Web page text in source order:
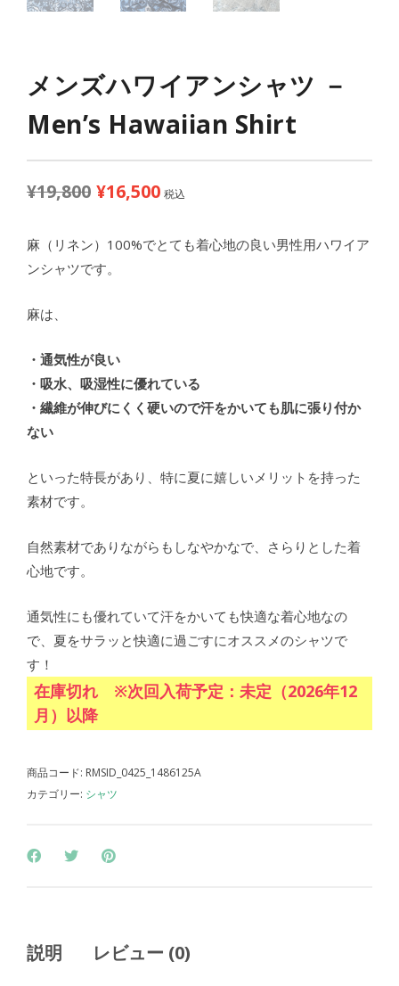
メンズハワイアンシャツ －
Men’s Hawaiian Shirt
¥19,800 元
価
格
し
た。
¥16,500現
の
す。
税込
麻（リネン）100%でとても着心地の良い男性用ハワイア
ンシャツです。
麻は、
・通気性が良い
・吸水、吸湿性に優れている
・繊維が伸びにくく硬いので汗をかいても肌に張り付か
ない
といった特長があり、特に夏に嬉しいメリットを持った
素材です。
自然素材でありながらもしなやかなで、さらりとした着
心地です。
通気性にも優れていて汗をかいても快適な着心地なの
で、夏をサラッと快適に過ごすにオススメのシャツで
す！
在庫切れ ※次回入荷予定：未定（2026年12
月）以降
商品コード: RMSID_0425_1486125A
カテゴリー: シャツ
説明 レビュー (0)